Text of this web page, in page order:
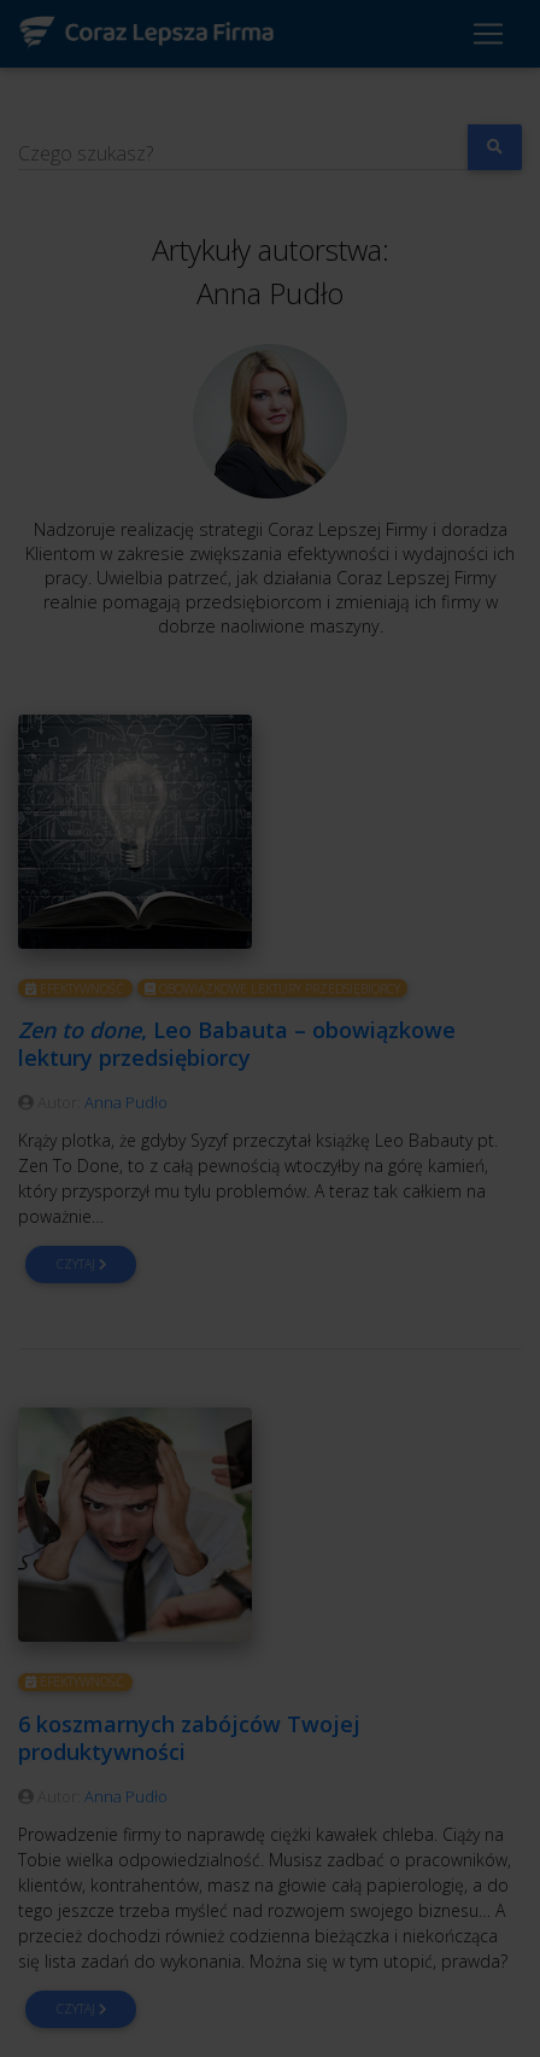
Czego szukasz?
Artykuły autorstwa:
Anna Pudło
Nadzoruje realizację strategii Coraz Lepszej Firmy i doradza
Klientom w zakresie zwiększania efektywności i wydajności ich
pracy. Uwielbia patrzeć, jak działania Coraz Lepszej Firmy
realnie pomagają przedsiębiorcom i zmieniają ich firmy w
dobrze naoliwione maszyny.
EFEKTYWNOŚĆ OBOWIĄZKOWE LEKTURY PRZEDSIĘBIORCY
Zen to done, Leo Babauta – obowiązkowe
lektury przedsiębiorcy
Anna Pudło
Krąży plotka, że gdyby Syzyf przeczytał książkę Leo Babauty pt.
Zen To Done, to z całą pewnością wtoczyłby na górę kamień,
który przysporzył mu tylu problemów. A teraz tak całkiem na
poważnie…
CZYTAJ
EFEKTYWNOŚĆ
6 koszmarnych zabójców Twojej
produktywności
Anna Pudło
Prowadzenie firmy to naprawdę ciężki kawałek chleba. Ciąży na
Tobie wielka odpowiedzialność. Musisz zadbać o pracowników,
klientów, kontrahentów, masz na głowie całą papierologię, a do
tego jeszcze trzeba myśleć nad rozwojem swojego biznesu… A
przecież dochodzi również codzienna bieżączka i niekończąca
się lista zadań do wykonania. Można się w tym utopić, prawda?
CZYTAJ